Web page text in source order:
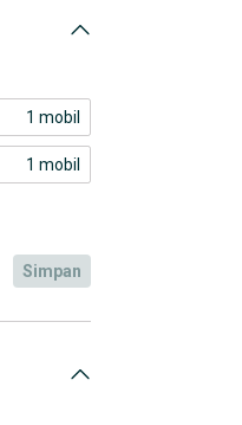
1 mobil
1 mobil
simpan